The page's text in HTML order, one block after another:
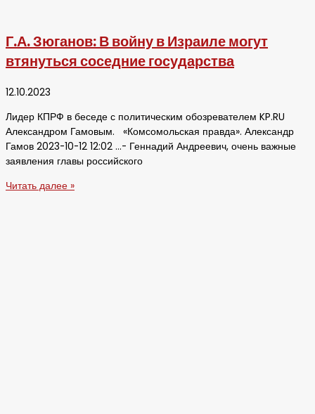
Г.А. Зюганов: В войну в Израиле могут
втянуться соседние государства
12.10.2023
Лидер КПРФ в беседе с политическим обозревателем KP.RU
Александром Гамовым. «Комсомольская правда». Александр
Гамов 2023-10-12 12:02 …- Геннадий Андреевич, очень важные
заявления главы российского
Читать далее »